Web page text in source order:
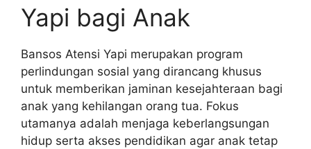
Yapi bagi Anak
Bansos Atensi Yapi merupakan program
perlindungan sosial yang dirancang khusus
untuk memberikan jaminan kesejahteraan bagi
anak yang kehilangan orang tua. Fokus
utamanya adalah menjaga keberlangsungan
hidup serta akses pendidikan agar anak tetap